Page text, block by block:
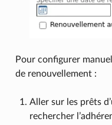
Pour configurer
de renouvellement :
Aller sur les prêts
rechercher